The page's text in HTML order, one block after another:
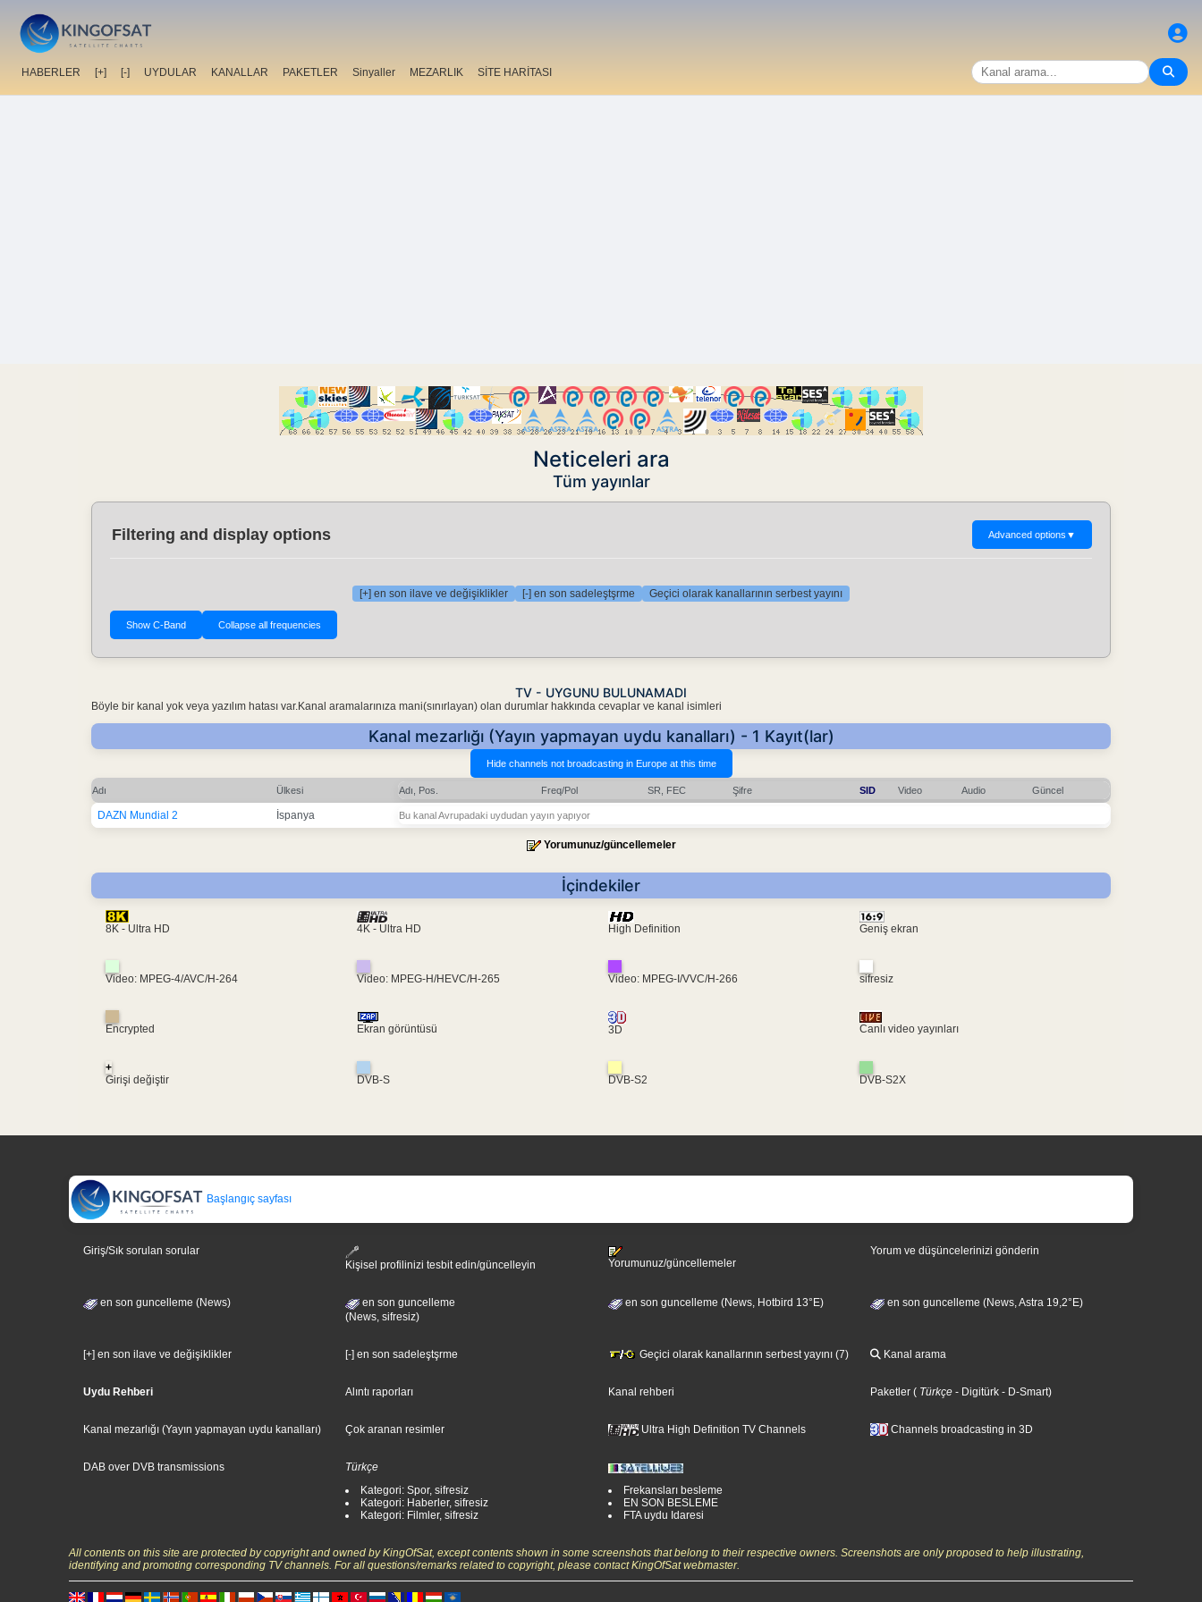
HABERLER [+] [-] UYDULAR KANALLAR PAKETLER Sinyaller MEZARLIK SİTE HARİTASI
Neticeleri ara
Tüm yayınlar
Filtering and display options Advanced options ▼
[+] en son ilave ve değişiklikler [-] en son sadeleştşrme Geçici olarak kanallarının serbest yayını
TV - UYGUNU BULUNAMADI
Böyle bir kanal yok veya yazılım hatası var.Kanal aramalarınıza mani(sınırlayan) olan durumlar hakkında cevaplar ve kanal isimleri
Kanal mezarlığı (Yayın yapmayan uydu kanalları) - 1 Kayıt(lar)
Adı Ülkesi Adı, Pos. Freq/Pol SR, FEC Şifre SID Video Audio Güncel
DAZN Mundial 2 İspanya Bu kanal Avrupadaki uydudan yayın yapıyor
Yorumunuz/güncellemeler
İçindekiler
8K - Ultra HD 4K - Ultra HD High Definition Geniş ekran
Video: MPEG-4/AVC/H-264 Video: MPEG-H/HEVC/H-265 Video: MPEG-I/VVC/H-266 sifresiz
Encrypted Ekran görüntüsü 3D Canlı video yayınları
+
Girişi değiştir
DVB-S DVB-S2 DVB-S2X
Başlangıç sayfası
Giriş/Sık sorulan sorular
Kişisel profilinizi tesbit edin/güncelleyin
Yorumunuz/güncellemeler
Yorum ve düşüncelerinizi gönderin
en son guncelleme (News)
en son guncelleme
(News, sifresiz)
en son guncelleme (News, Hotbird 13°E) en son guncelleme (News, Astra 19,2°E)
[+] en son ilave ve değişiklikler [-] en son sadeleştşrme Geçici olarak kanallarının serbest yayını (7) Kanal arama
Uydu Rehberi Alıntı raporları Kanal rehberi Paketler ( Türkçe - Digitürk - D-Smart)
Kanal mezarlığı (Yayın yapmayan uydu kanalları) Çok aranan resimler Ultra High Definition TV Channels Channels broadcasting in 3D
DAB over DVB transmissions
Türkçe
Kategori: Spor, sifresiz
Kategori: Haberler, sifresiz
Kategori: Filmler, sifresiz
Frekansları besleme
EN SON BESLEME
FTA uydu Idaresi
All contents on this site are protected by copyright and owned by KingOfSat, except contents shown in some screenshots that belong to their respective owners. Screenshots are only proposed to help illustrating,
identifying and promoting corresponding TV channels. For all questions/remarks related to copyright, please contact KingOfSat webmaster.